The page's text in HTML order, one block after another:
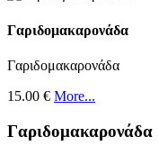
Γαριδομακαρονάδα
Γαριδομακαρονάδα
15.00 € More...
Γαριδομακαρονάδα